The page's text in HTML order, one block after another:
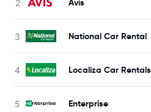
National Car Rental
Localiza Car Rentals
Enterprise